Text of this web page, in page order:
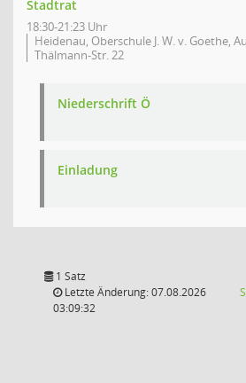
Stadtrat
18:30-21:23 Uhr
Heidenau, Oberschule J. W. v. Goethe,
Thälmann-Str. 22
Niederschrift Ö
Einladung
1 Satz
Letzte Änderung: 07.08.2026
03:09:32